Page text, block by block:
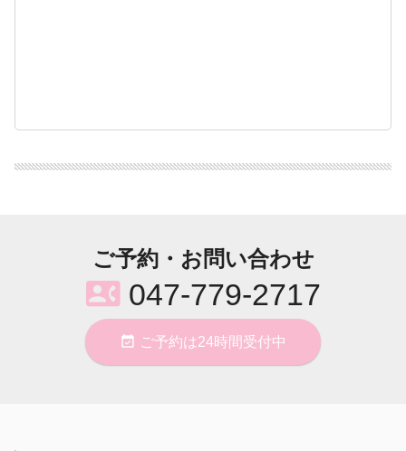
ご予約・お問い合わせ
contact_phone 047-779-2717
event_available ご予約は24時間受付中